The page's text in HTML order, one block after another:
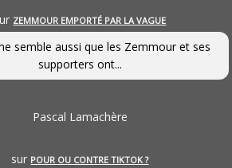
ZEMMOUR EMPORTÉ PAR LA VAGUE
semble aussi que les Zemmour et ses
supporters ont...
Pascal Lamachère
sur POUR OU CONTRE TIKTOK ?